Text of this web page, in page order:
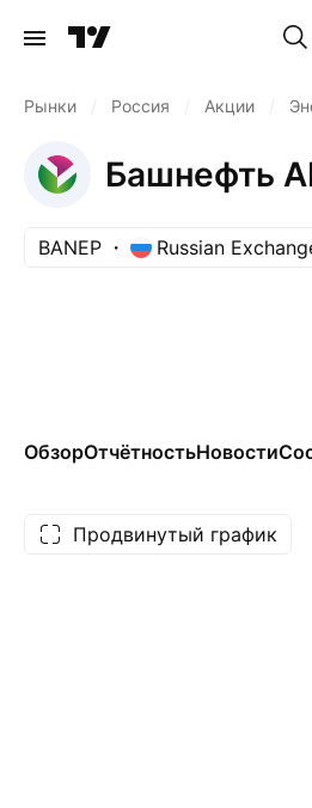
Рынки Россия Акции
Башнефть
BANEP Russian
ОбзорОтчётностьНовости
Продвинутый график